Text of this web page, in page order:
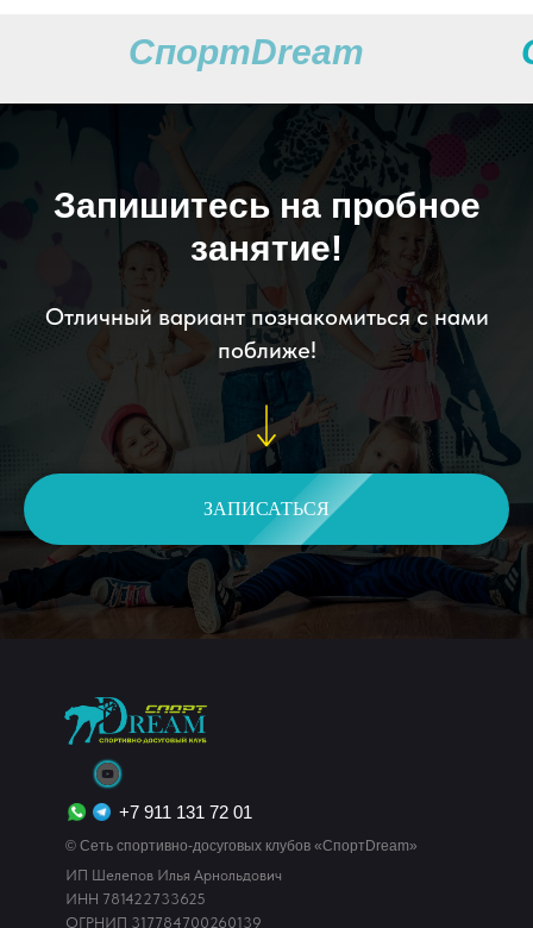
СпортDream
Запишитесь на пробное
занятие!
Отличный вариант познакомиться с нами
поближе!
ЗАПИСАТЬСЯ
© Сеть спортивно-досуговых клубов «СпортDream»
ИП Шелепов Илья Арнольдович
ИНН 781422733625
ОГРНИП 317784700260139
+7 911 131 72 01